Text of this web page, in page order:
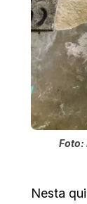
Foto:
Nesta